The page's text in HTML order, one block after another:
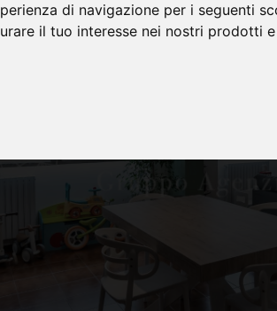
di navigazione per i seguenti
il tuo interesse nei nostri prodotti